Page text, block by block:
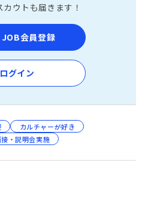
ウトも届きます！
会員登録
ログイン
カルチャーが好き
接・説明会実施